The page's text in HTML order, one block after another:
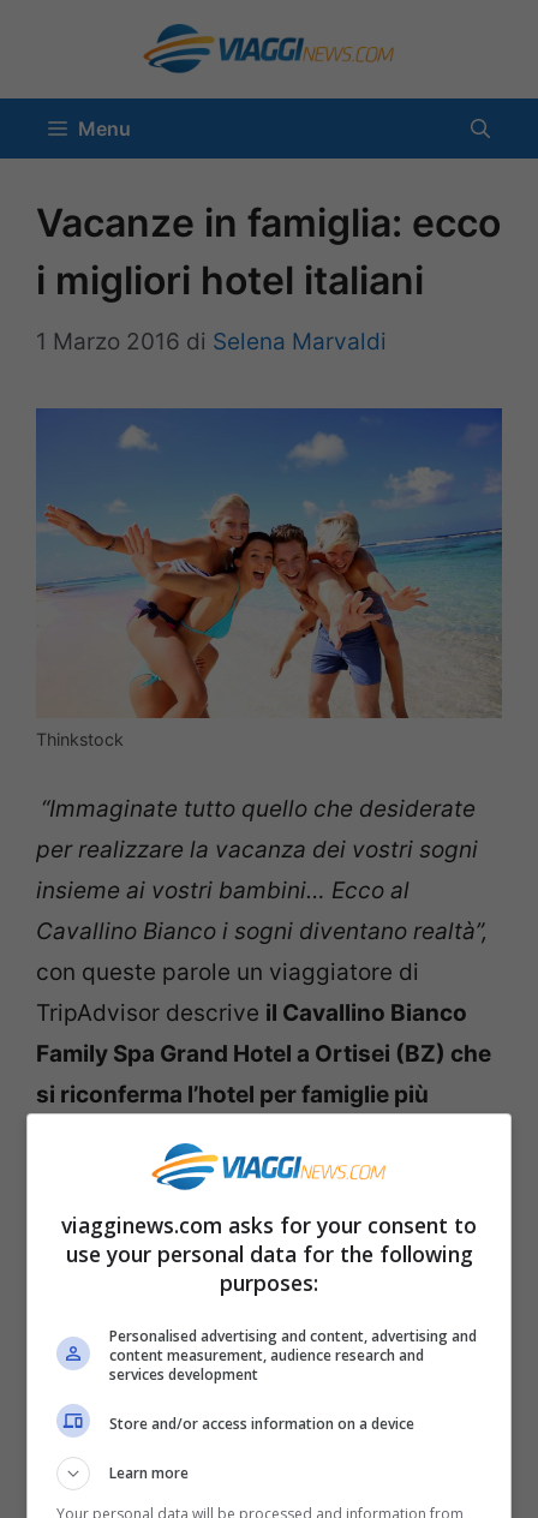
contenuto
Menu
Vacanze in famiglia: ecco
i migliori hotel italiani
1 Marzo 2016 di Selena Marvaldi
Thinkstock
“Immaginate tutto quello che desiderate
per realizzare la vacanza dei vostri sogni
insieme ai vostri bambini… Ecco al
Cavallino Bianco i sogni diventano realtà”,
con queste parole un viaggiatore di
TripAdvisor descrive il Cavallino Bianco
Family Spa Grand Hotel a Ortisei (BZ) che
si riconferma l’hotel per famiglie più
Unico hotel europeo tra i primi otto migliori
hotel per famiglie al mondo, il Cavallino
Bianco è seguito sul podio mondiale dal
Salinas do Maragogi All Inclusive Resort, in
Brasile (2°) e dal The Reserve at Paradisus
Palma Real a Punta Cana (3°).
Pagine:
viagginews.com asks for your consent to
use your personal data for the following
purposes:
Personalised advertising and content, advertising and
content measurement, audience research and
services development
Store and/or access information on a device
Learn more
Your personal data will be processed and information from